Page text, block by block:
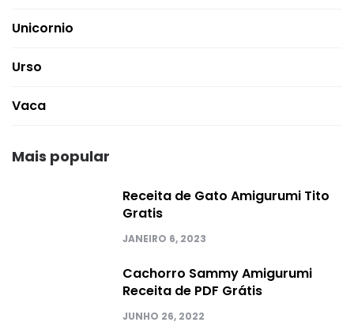
Unicornio
Urso
Vaca
Mais popular
Receita de Gato Amigurumi Tito
Gratis
JANEIRO 6, 2023
Cachorro Sammy Amigurumi
Receita de PDF Grátis
JUNHO 26, 2022